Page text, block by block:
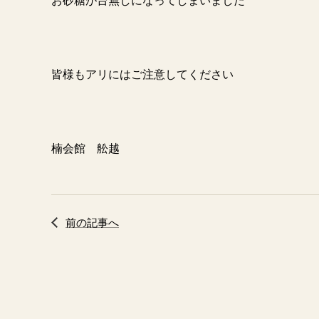
皆様もアリにはご注意してください
楠会館 舩越
前の記事へ